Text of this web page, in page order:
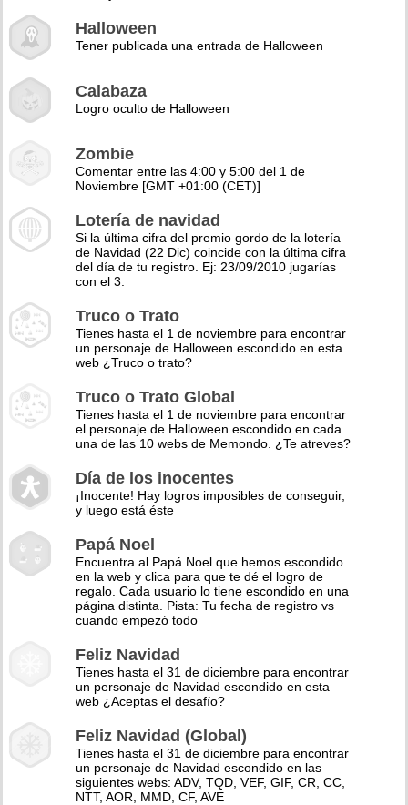
Halloween
Tener publicada una entrada de Halloween
Calabaza
Logro oculto de Halloween
Zombie
Comentar entre las 4:00 y 5:00 del 1 de
Noviembre [GMT +01:00 (CET)]
Lotería de navidad
Si la última cifra del premio gordo de la lotería
de Navidad (22 Dic) coincide con la última cifra
del día de tu registro. Ej: 23/09/2010 jugarías
con el 3.
Truco o Trato
Tienes hasta el 1 de noviembre para encontrar
un personaje de Halloween escondido en esta
web ¿Truco o trato?
Truco o Trato Global
Tienes hasta el 1 de noviembre para encontrar
el personaje de Halloween escondido en cada
una de las 10 webs de Memondo. ¿Te atreves?
Día de los inocentes
¡Inocente! Hay logros imposibles de conseguir,
y luego está éste
Papá Noel
Encuentra al Papá Noel que hemos escondido
en la web y clica para que te dé el logro de
regalo. Cada usuario lo tiene escondido en una
página distinta. Pista: Tu fecha de registro vs
cuando empezó todo
Feliz Navidad
Tienes hasta el 31 de diciembre para encontrar
un personaje de Navidad escondido en esta
web ¿Aceptas el desafío?
Feliz Navidad (Global)
Tienes hasta el 31 de diciembre para encontrar
un personaje de Navidad escondido en las
siguientes webs: ADV, TQD, VEF, GIF, CR, CC,
NTT, AOR, MMD, CF, AVE